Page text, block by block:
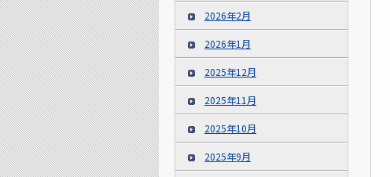
2026年2月
2026年1月
2025年12月
2025年11月
2025年10月
2025年9月